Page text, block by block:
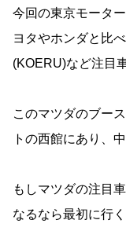
今回の東京モータ
ヨタやホンダと比
(KOERU)など注目
このマツダのブー
トの西館にあり、
もしマツダの注目
なるなら最初に行